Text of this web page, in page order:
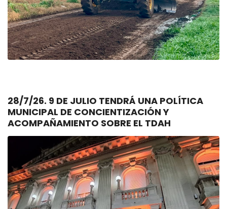
28/7/26. 9 DE JULIO TENDRÁ UNA POLÍTICA
MUNICIPAL DE CONCIENTIZACIÓN Y
ACOMPAÑAMIENTO SOBRE EL TDAH